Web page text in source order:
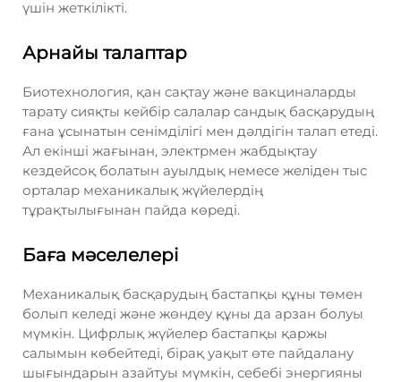
үшін жеткілікті.
Арнайы талаптар
Биотехнология, қан сақтау және вакциналарды
тарату сияқты кейбір салалар сандық басқарудың
ғана ұсынатын сенімділігі мен дәлдігін талап етеді.
Ал екінші жағынан, электрмен жабдықтау
кездейсоқ болатын ауылдық немесе желіден тыс
орталар механикалық жүйелердің
тұрақтылығынан пайда көреді.
Баға мәселелері
Механикалық басқарудың бастапқы құны төмен
болып келеді және жөндеу құны да арзан болуы
мүмкін. Цифрлық жүйелер бастапқы қаржы
салымын көбейтеді, бірақ уақыт өте пайдалану
шығындарын азайтуы мүмкін, себебі энергияны